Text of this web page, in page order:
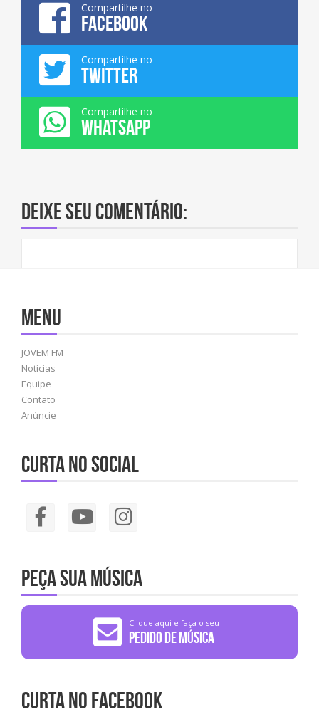
Compartilhe no
FACEBOOK
Compartilhe no
TWITTER
Compartilhe no
WHATSAPP
Deixe seu comentário:
Menu
JOVEM FM
Notícias
Equipe
Contato
Anúncie
Curta no social
Peça sua música
Clique aqui e faça o seu
Pedido de Música
Curta no Facebook